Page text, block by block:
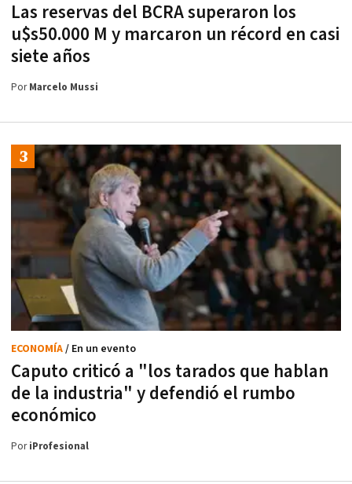
Las reservas del BCRA superaron los
u$s50.000 M y marcaron un récord en casi
siete años
PorMarcelo Mussi
Caputo criticó a "los tarados que hablan
de la industria" y defendió el rumbo
económico
ECONOMÍA/ En un evento
PoriProfesional